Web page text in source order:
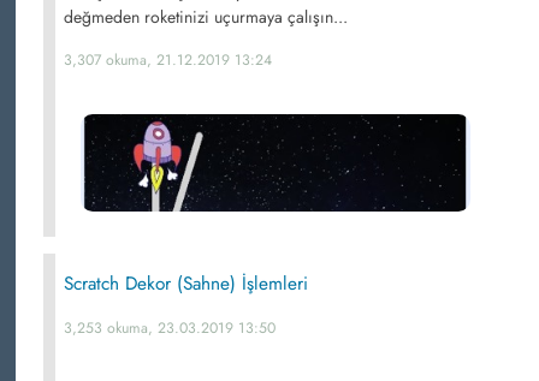
değmeden roketinizi uçurmaya çalışın...
3,307 okuma, 21.12.2019 13:24
Scratch Dekor (Sahne) İşlemleri
3,253 okuma, 23.03.2019 13:50